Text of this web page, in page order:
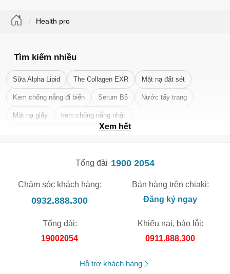
Health pro
Tìm kiếm nhiều
Sữa Alpha Lipid The Collagen EXR Mặt nạ đất sét
Kem chống nắng đi biển Serum B5 Nước tẩy trang
Mặt nạ giấy kem chống nắng nhật
Xem hết
Tổng đài 1900 2054
Chăm sóc khách hàng:
0932.888.300
Bán hàng trên chiaki:
Đăng ký ngay
Tổng đài:
19002054
Khiếu nại, báo lỗi:
0911.888.300
Hỗ trợ khách hàng
🎁 Đừng Bỏ Lỡ! 🎁
Mã Giảm Giá Dành Riêng Cho Bạn
Giảm ngay-cho bất kỳ đơn hàng nào.
XXX-XXXX
Chỉ áp dụng cho gian hàng:
LẤY MÃ NGAY